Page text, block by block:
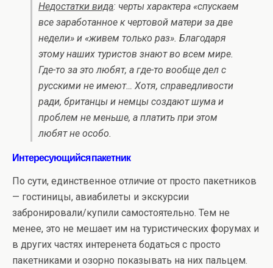
Недостатки вида: черты характера «спускаем
все заработанное к чертовой матери за две
недели» и «живем только раз». Благодаря
этому наших туристов знают во всем мире.
Где-то за это любят, а где-то вообще дел с
русскими не имеют… Хотя, справедливости
ради, британцы и немцы создают шума и
проблем не меньше, а платить при этом
любят не особо.
Интересующийся пакетник
По сути, единственное отличие от просто пакетников
— гостиницы, авиабилеты и экскурсии
забронировали/купили самостоятельно. Тем не
менее, это не мешает им на туристических форумах и
в других частях интеренета бодаться с просто
пакетниками и озорно показывать на них пальцем.